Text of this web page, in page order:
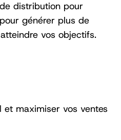
distribution pour
générer plus de
vos objectifs.
maximiser vos ventes